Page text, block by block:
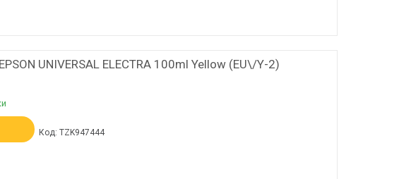
UNIVERSAL ELECTRA 100ml Yellow (EU\/Y-2)
TZK947444